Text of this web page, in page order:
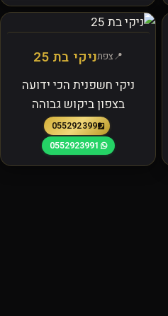
צפתניקי בת 25
ניקי חשפנית הכי ידועה
בצפון ביקוש גבוהה
0552923991
0552923991